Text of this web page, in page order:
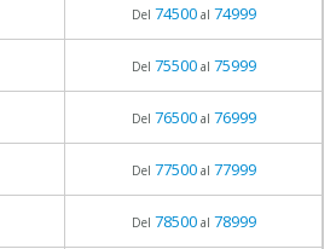
Del 74500al 74999
Del 75500al 75999
Del 76500al 76999
Del 77500al 77999
Del 78500al 78999